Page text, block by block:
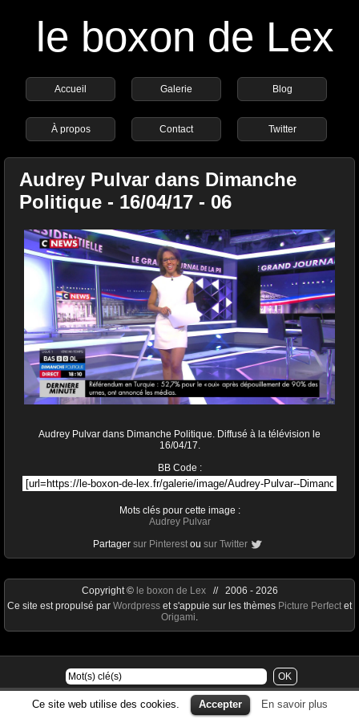
le boxon de Lex
Accueil Galerie Blog
À propos Contact Twitter
Audrey Pulvar dans Dimanche
Politique - 16/04/17 - 06
Audrey Pulvar dans Dimanche Politique. Diffusé à la télévision le
16/04/17.
BB Code :
Mots clés pour cette image :
Audrey Pulvar
Partager sur Pinterest ou sur Twitter
Ce site web utilise des cookies. Accepter En savoir plus
Copyright © le boxon de Lex// 2006 - 2026
Ce site est propulsé par Wordpress et s'appuie sur les thèmes Picture Perfect et
Origami.